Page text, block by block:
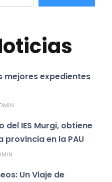
mejores expedientes
del IES Murgi, obtiene
en la PAU
Un Viaje de